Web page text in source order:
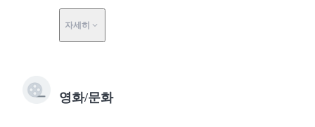
자세히
영화/문화